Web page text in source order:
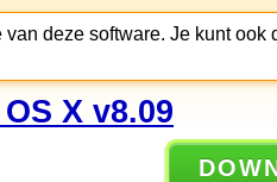
van deze software. Je kunt ook
X v8.09